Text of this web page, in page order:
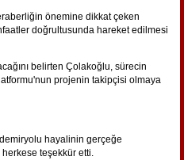
önemine dikkat çeken
doğrultusunda hareket edilmesi
belirten Çolakoğlu, sürecin
projenin takipçisi olmaya
hayalinin gerçeğe
teşekkür etti.